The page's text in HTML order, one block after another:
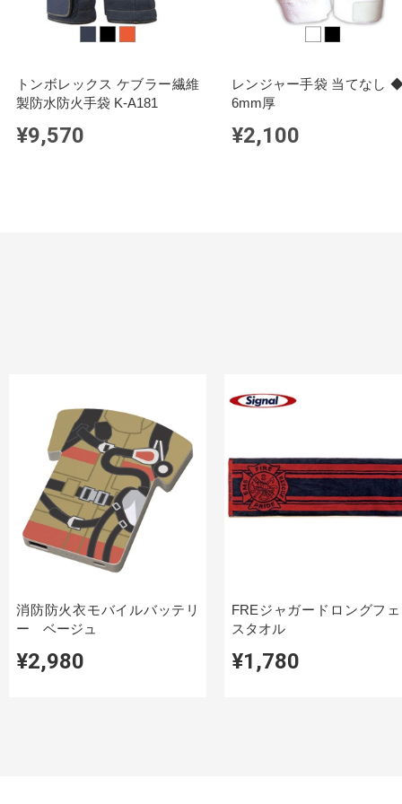
トンボレックス ケブラー繊維
製防水防火手袋 K-A181
¥9,570
レンジャー手袋 当てなし
6mm厚
¥2,100
消防防火衣モバイルバッテリ
ー ベージュ
¥2,980
FREジャガードロングフ
スタオル
¥1,780